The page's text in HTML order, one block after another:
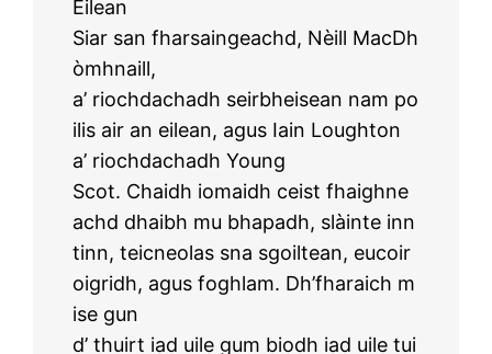
Eilean
Siar san fharsaingeachd, Nèill MacDh
òmhnaill,
a’ riochdachadh seirbheisean nam po
ilis air an eilean, agus Iain Loughton
a’ riochdachadh Young
Scot. Chaidh iomaidh ceist fhaighne
achd dhaibh mu bhapadh, slàinte inn
tinn, teicneolas sna sgoiltean, eucoir
oigridh, agus foghlam. Dh’fharaich m
ise gun
d’ thuirt iad uile gum biodh iad uile tui